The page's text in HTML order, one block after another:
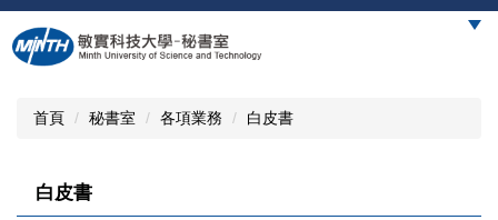
跳
到
主
首頁 秘書室 各項業務 白皮書
白皮書